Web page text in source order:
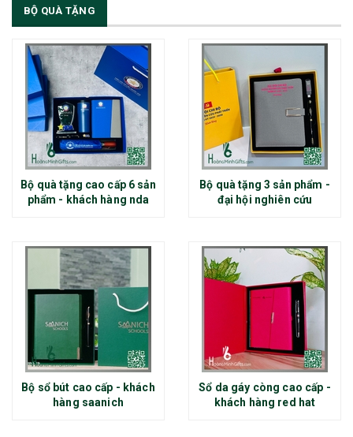
BỘ QUÀ TẶNG
Bộ quà tặng cao cấp 6 sản
phẩm - khách hàng nda
Bộ quà tặng 3 sản phẩm -
đại hội nghiên cứu
Bộ sổ bút cao cấp - khách
hàng saanich
Sổ da gáy còng cao cấp -
khách hàng red hat